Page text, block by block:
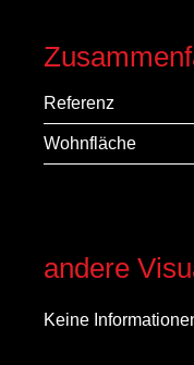
Referenz
Wohnfläche
andere
Keine